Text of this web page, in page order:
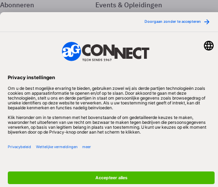
Abonneren
Adverteren
Events & Opleidingen
Volg ons
Redactionele partner
Algemene Voorwaarden & Copyrights